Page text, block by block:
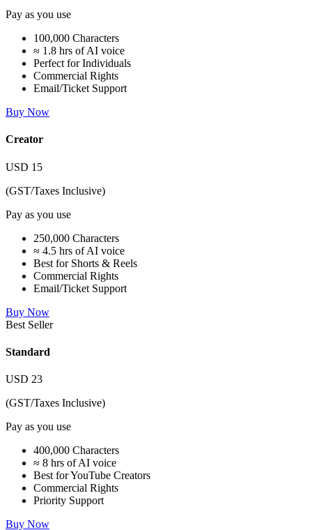
Pay as you use
100,000 Characters
≈ 1.8 hrs of AI voice
Perfect for Individuals
Commercial Rights
Email/Ticket Support
Buy Now
Creator
USD 15
(GST/Taxes Inclusive)
Pay as you use
250,000 Characters
≈ 4.5 hrs of AI voice
Best for Shorts & Reels
Commercial Rights
Email/Ticket Support
Buy Now
Best Seller
Standard
USD 23
(GST/Taxes Inclusive)
Pay as you use
400,000 Characters
≈ 8 hrs of AI voice
Best for YouTube Creators
Commercial Rights
Priority Support
Buy Now